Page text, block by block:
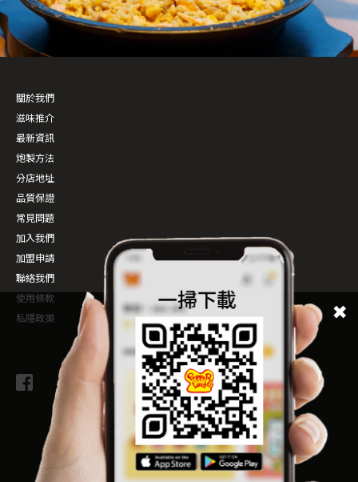
關於我們
滋味推介
最新資訊
炮製方法
分店地址
品質保證
常見問題
加入我們
加盟申請
聯絡我們
使用條款
私隱政策